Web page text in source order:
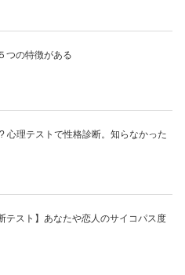
つの特徴がある
心理テストで性格診断。知らなかった
テスト】あなたや恋人のサイコパス度